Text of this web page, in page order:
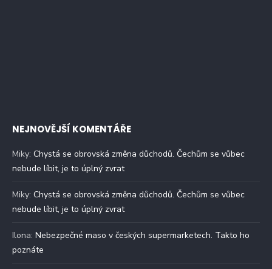
NEJNOVĚJŠÍ KOMENTÁŘE
Miky: Chystá se obrovská změna důchodů. Čechům se vůbec
nebude líbit, je to úplný zvrat
Miky: Chystá se obrovská změna důchodů. Čechům se vůbec
nebude líbit, je to úplný zvrat
Ilona: Nebezpečné maso v českých supermarketech. Takto ho
poznáte